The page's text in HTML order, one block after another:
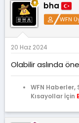
bha
WFN
20 Haz 2024
Olabilir aslında
WFN Haberler,
Kısayollar İçin